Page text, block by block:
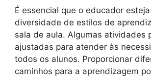
É essencial que o educador
diversidade de estilos de
sala de aula. Algumas atividades
ajustadas para atender às
todos os alunos. Proporcionar
caminhos para a aprendizagem